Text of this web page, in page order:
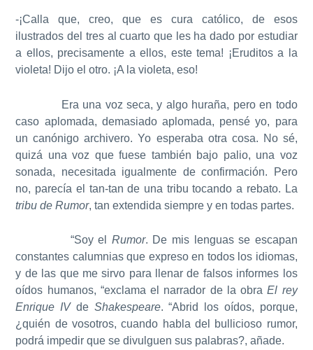
-¡Calla que, creo, que es cura católico, de esos
ilustrados del tres al cuarto que les ha dado por estudiar
a ellos, precisamente a ellos, este tema! ¡Eruditos a la
violeta! Dijo el otro. ¡A la violeta, eso!
Era una voz seca, y algo huraña, pero en todo
caso aplomada, demasiado aplomada, pensé yo, para
un canónigo archivero. Yo esperaba otra cosa. No sé,
quizá una voz que fuese también bajo palio, una voz
sonada, necesitada igualmente de confirmación. Pero
no, parecía el tan-tan de una tribu tocando a rebato. La
tribu de Rumor, tan extendida siempre y en todas partes.
“Soy el Rumor. De mis lenguas se escapan
constantes calumnias que expreso en todos los idiomas,
y de las que me sirvo para llenar de falsos informes los
oídos humanos, “exclama el narrador de la obraEl rey
Enrique IVde Shakespeare. “Abrid los oídos, porque,
¿quién de vosotros, cuando habla del bullicioso rumor,
podrá impedir que se divulguen sus palabras?, añade.